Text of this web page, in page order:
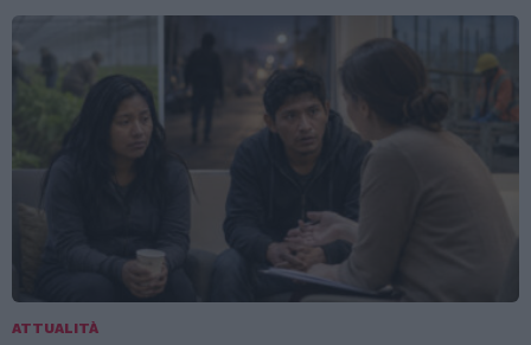
ATTUALITÀ